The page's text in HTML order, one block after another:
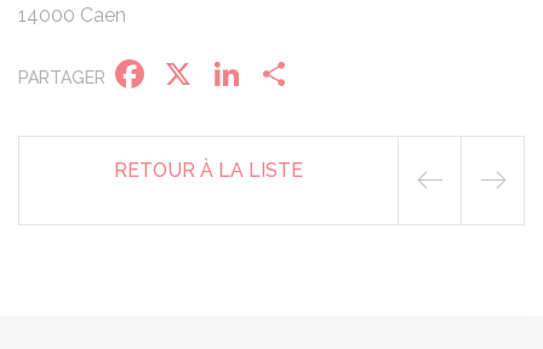
14000 Caen
PARTAGER Facebook
X LinkedIn
RETOUR À LA LISTE